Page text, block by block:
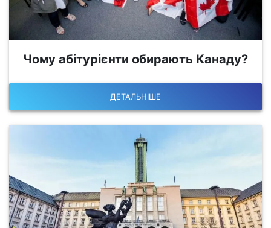
Чому абітурієнти обирають Канаду?
ДЕТАЛЬНІШЕ